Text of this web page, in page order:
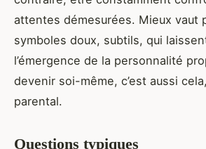
attentes démesurées. Mieux vaut
symboles doux, subtils, qui
l’émergence de la personnalité
devenir soi-même, c’est aussi cela,
parental.
Questions typiques